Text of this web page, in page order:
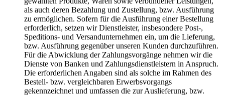
als auch deren Bezahlung und Zustellung, bzw. Ausführung
zu ermöglichen. Sofern für die Ausführung einer Bestellung
erforderlich, setzen wir Dienstleister, insbesondere Post-,
Speditions- und Versandunternehmen ein, um die Lieferung,
bzw. Ausführung gegenüber unseren Kunden durchzuführen.
Für die Abwicklung der Zahlungsvorgänge nehmen wir die
Dienste von Banken und Zahlungsdienstleistern in Anspruch.
Die erforderlichen Angaben sind als solche im Rahmen des
Bestell- bzw. vergleichbaren Erwerbsvorgangs
gekennzeichnet und umfassen die zur Auslieferung, bzw.